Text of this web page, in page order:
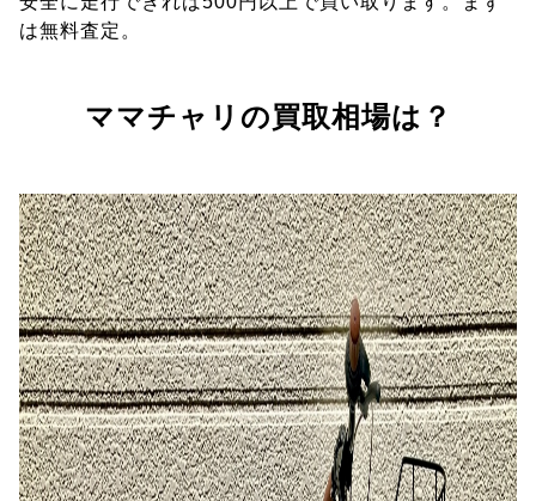
は無料査定。
ママチャリの買取相場は？